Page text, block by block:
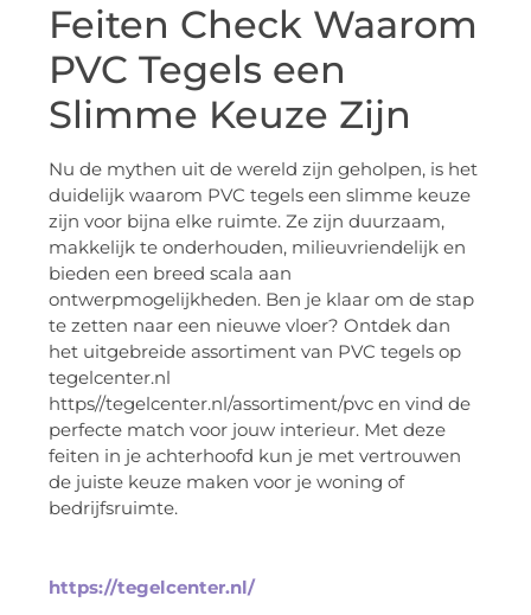
Feiten Check Waarom
PVC Tegels een
Slimme Keuze Zijn
Nu de mythen uit de wereld zijn geholpen, is het
duidelijk waarom PVC tegels een slimme keuze
zijn voor bijna elke ruimte. Ze zijn duurzaam,
makkelijk te onderhouden, milieuvriendelijk en
bieden een breed scala aan
ontwerpmogelijkheden. Ben je klaar om de stap
te zetten naar een nieuwe vloer? Ontdek dan
het uitgebreide assortiment van PVC tegels op
tegelcenter.nl
https//tegelcenter.nl/assortiment/pvc en vind de
perfecte match voor jouw interieur. Met deze
feiten in je achterhoofd kun je met vertrouwen
de juiste keuze maken voor je woning of
bedrijfsruimte.
https://tegelcenter.nl/